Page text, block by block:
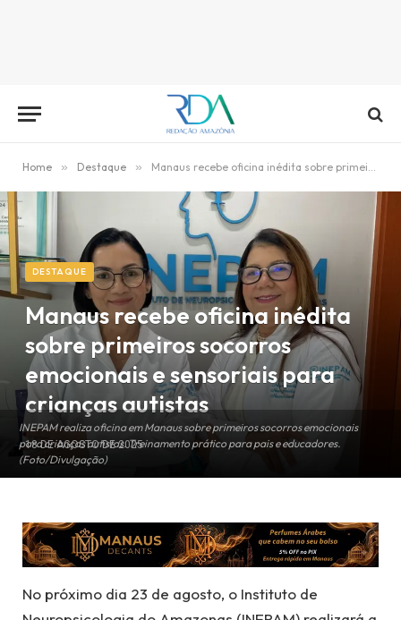
Home » Destaque » Manaus recebe oficina inédita sobre primeiros socorros emocionais e sensoriais para crianças autistas
INEPAM realiza oficina em Manaus sobre primeiros socorros emocionais
para crianças autistas. Treinamento prático para pais e educadores.
(Foto/Divulgação)
DESTAQUE
Manaus recebe oficina inédita
sobre primeiros socorros
emocionais e sensoriais para
crianças autistas
18 DE AGOSTO DE 2025
No próximo dia 23 de agosto, o Instituto de